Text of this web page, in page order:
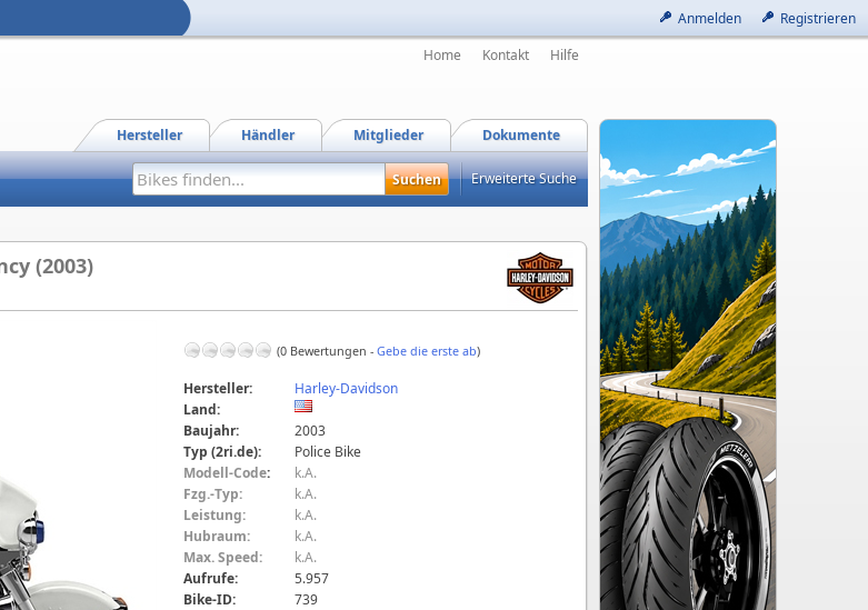
Anmelden Registrieren
Home Kontakt Hilfe
Dokumente
Mitglieder
Händler
Hersteller
Erweiterte Suche
(2003)
(0 Bewertungen - Gebe die erste ab)
Hersteller:
Harley-Davidson
Land:
Baujahr:
2003
Typ (2ri.de):
Police Bike
Modell-Code:
k.A.
Fzg.-Typ:
k.A.
Leistung:
k.A.
Hubraum:
k.A.
Max. Speed:
k.A.
Aufrufe:
5.957
Bike-ID:
739